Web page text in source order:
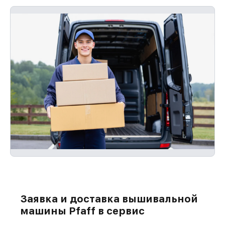
Заявка и доставка вышивальной
машины Pfaff в сервис